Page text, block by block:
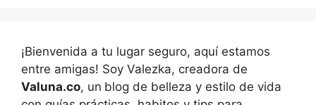
¡Bienvenida a tu lugar seguro, aquí estamos
entre amigas! Soy Valezka, creadora de
Valuna.co, un blog de belleza y estilo de vida